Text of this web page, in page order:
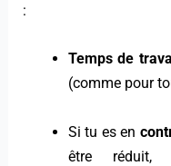
:
Temps de
(comme pour
Si tu es en
être réduit,